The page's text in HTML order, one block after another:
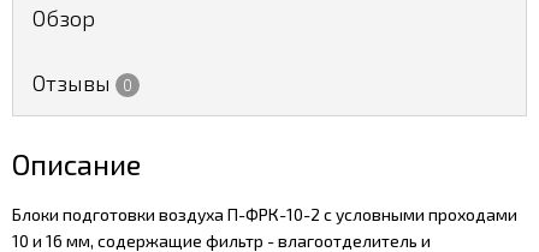
Обзор
Отзывы 0
Описание
Блоки подготовки воздуха П-ФРК-10-2 с условными проходами
10 и 16 мм, содержащие фильтр - влагоотделитель и